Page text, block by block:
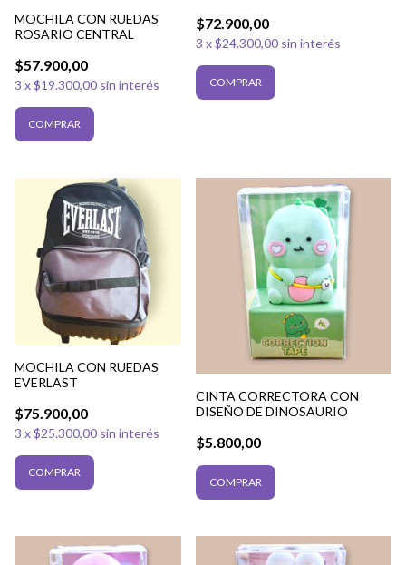
MOCHILA CON RUEDAS
ROSARIO CENTRAL
$57.900,00
3 x$19.300,00 sin interés
$72.900,00
3 x$24.300,00 sin interés
MOCHILA CON RUEDAS
EVERLAST
$75.900,00
3 x$25.300,00 sin interés
CINTA CORRECTORA CON
DISEÑO DE DINOSAURIO
$5.800,00